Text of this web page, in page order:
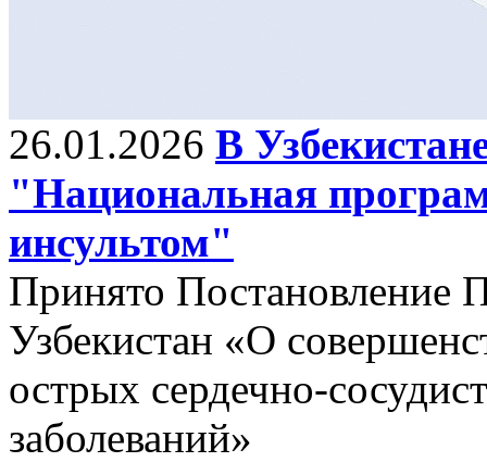
26.01.2026 В
"Национальная
инсультом"
Принято Постановление
Узбекистан «О
острых сердечно-
заболеваний»